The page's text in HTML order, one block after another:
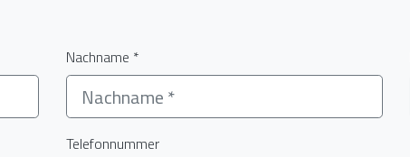
Nachname *
Telefonnummer